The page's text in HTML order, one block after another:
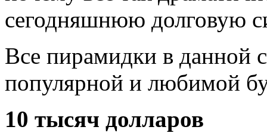
сегодняшнюю долговую
Все пирамидки в данной
популярной и любимой
10 тысяч долларов